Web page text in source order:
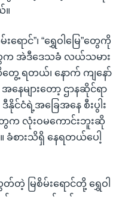
။
ောင်”၊ “ရွှေဝါမြေ”တွေကို
က အဲဒီဒေသခံ လယ်သမား
ရတယ်၊ နောက် ကျနော်
များတော့ ဌာနဆိုင်ရာ
ငံရဲ့အခြေအနေ စီးပွါး
ေက လုံးဝမကောင်းဘူးဆို
စားသိရှိ နေရတယ်ပေါ့
မြစိမ်းရောင်တို့ ရွှေဝါ